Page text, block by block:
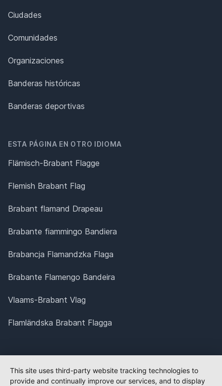
Ciudades
Comunidades
Organizaciones
Banderas históricas
Banderas deportivas
ESTA PÁGINA EN OTRO IDIOMA
Flämisch-Brabant Flagge
Flemish Brabant Flag
Brabant flamand Drapeau
Brabante fiammingo Bandiera
Brabancja Flamandzka Flaga
Brabante Flamengo Bandeira
Vlaams-Brabant Vlag
Flamländska Brabant Flagga
This site uses third-party website tracking technologies to
provide and continually improve our services, and to display